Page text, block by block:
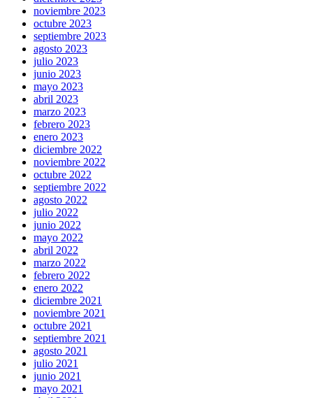
noviembre 2023
octubre 2023
septiembre 2023
agosto 2023
julio 2023
junio 2023
mayo 2023
abril 2023
marzo 2023
febrero 2023
enero 2023
diciembre 2022
noviembre 2022
octubre 2022
septiembre 2022
agosto 2022
julio 2022
junio 2022
mayo 2022
abril 2022
marzo 2022
febrero 2022
enero 2022
diciembre 2021
noviembre 2021
octubre 2021
septiembre 2021
agosto 2021
julio 2021
junio 2021
mayo 2021